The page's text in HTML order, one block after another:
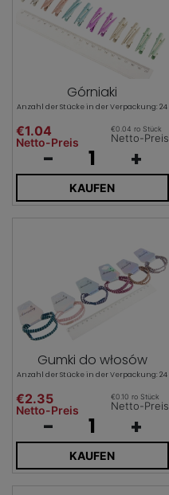
Górniaki
Anzahl der Stücke in der Verpackung: 24
€1.04
Netto-Preis
€0.04 ro Stück
Netto-Preis
- +
KAUFEN
Gumki do włosów
Anzahl der Stücke in der Verpackung: 24
€2.35
Netto-Preis
€0.10 ro Stück
Netto-Preis
- +
KAUFEN